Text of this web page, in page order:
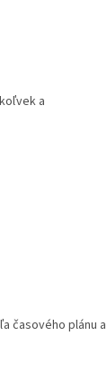
a
časového plánu a